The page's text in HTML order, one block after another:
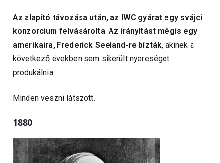
Az alapító távozása után, az IWC gyárat egy svájci
konzorcium felvásárolta.Az irányítást mégis egy
amerikaira, Frederick Seeland-re bízták, akinek a
következő években sem sikerült nyereséget
produkálnia.
Minden veszni látszott.
1880